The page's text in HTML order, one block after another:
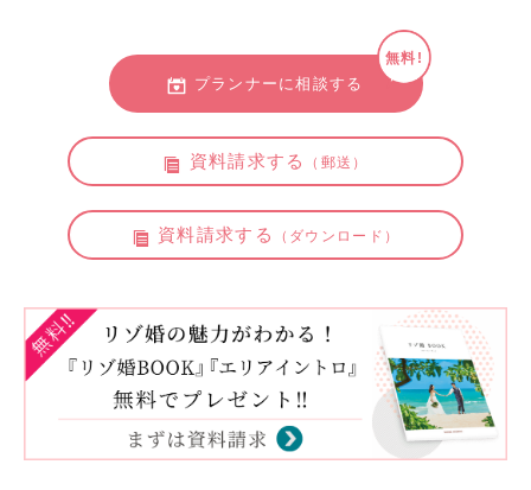
プランナーに相談する
無料!
資料請求する （郵送）
資料請求する （ダウンロード）